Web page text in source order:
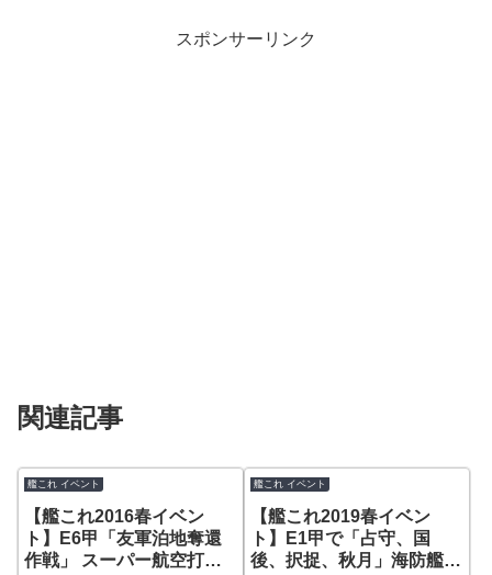
スポンサーリンク
関連記事
艦これ イベント
【艦これ2016春イベン
ト】E6甲「友軍泊地奪還
作戦」 スーパー航空打撃
艦これ イベント
【艦これ2019春イベン
ト】E1甲で「占守、国
後、択捉、秋月」海防艦掘